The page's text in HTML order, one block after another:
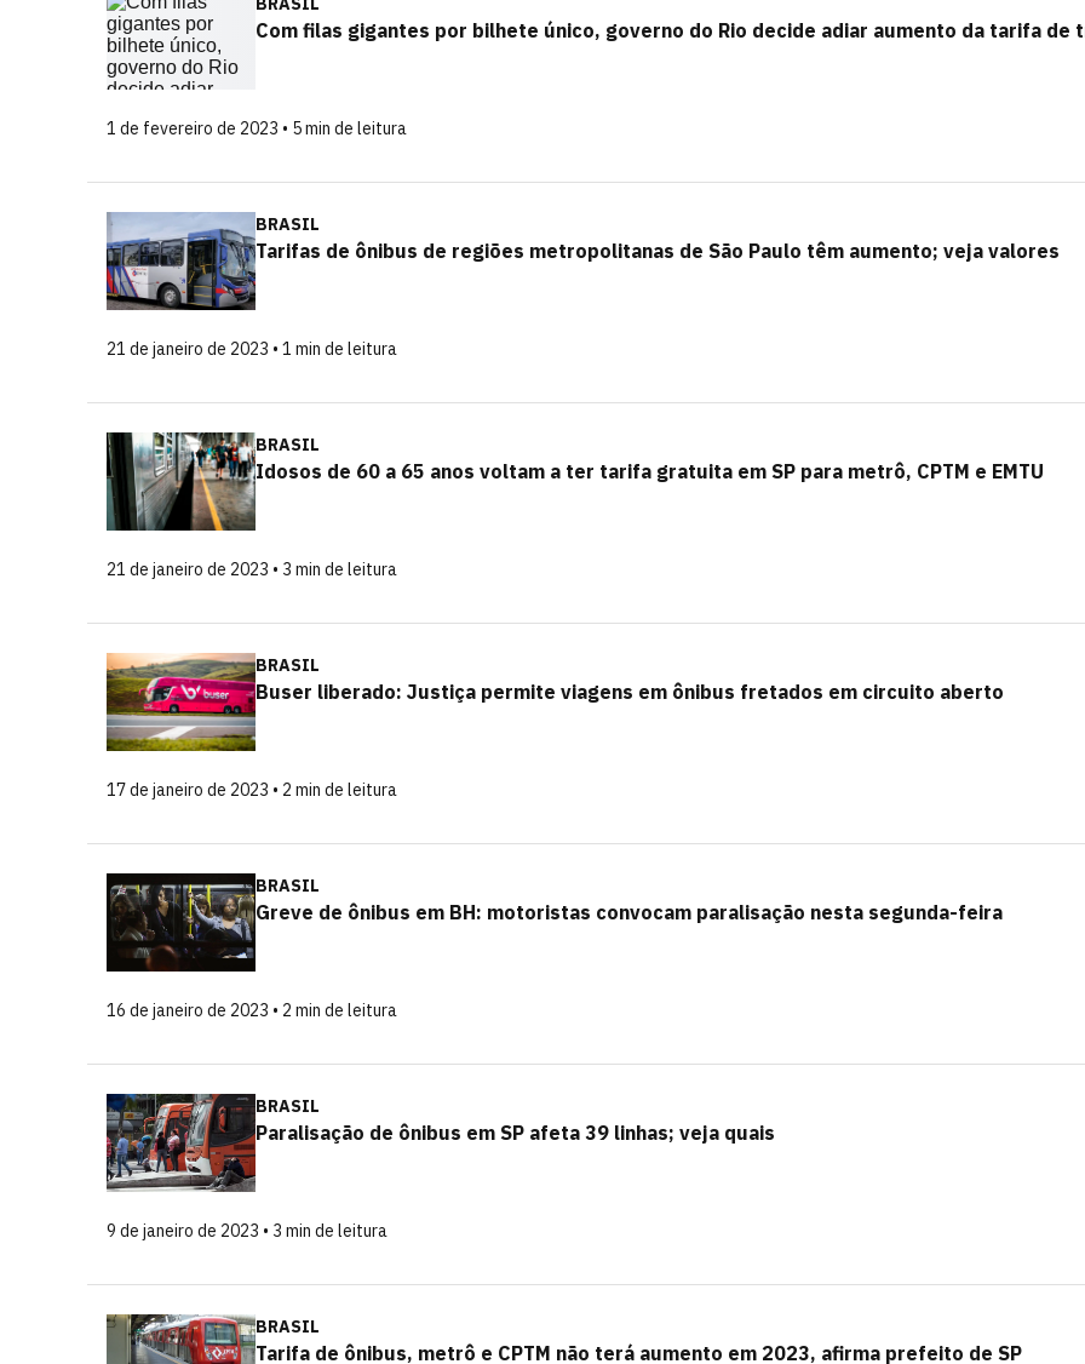
Com filas gigantes por bilhete único, governo do Rio decide adiar aumento da tarifa de
1 de fevereiro de 2023 • 5 min de leitura
BRASIL
Tarifas de ônibus de regiões metropolitanas de São Paulo têm aumento; veja valores
21 de janeiro de 2023 • 1 min de leitura
BRASIL
Idosos de 60 a 65 anos voltam a ter tarifa gratuita em SP para metrô, CPTM e EMTU
21 de janeiro de 2023 • 3 min de leitura
BRASIL
Buser liberado: Justiça permite viagens em ônibus fretados em circuito aberto
17 de janeiro de 2023 • 2 min de leitura
BRASIL
Greve de ônibus em BH: motoristas convocam paralisação nesta segunda-feira
16 de janeiro de 2023 • 2 min de leitura
BRASIL
Paralisação de ônibus em SP afeta 39 linhas; veja quais
9 de janeiro de 2023 • 3 min de leitura
BRASIL
Tarifa de ônibus, metrô e CPTM não terá aumento em 2023, afirma prefeito de SP